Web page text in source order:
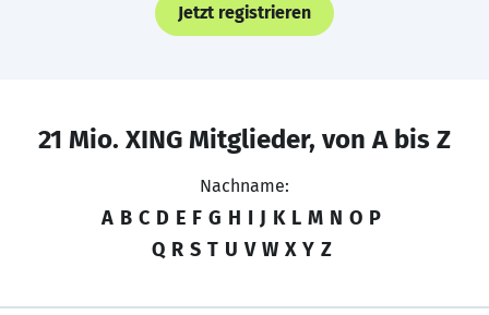
Jetzt registrieren
21 Mio. XING Mitglieder, von A bis Z
Nachname:
A B C D E F G H I J K L M N O P
Q R S T U V W X Y Z